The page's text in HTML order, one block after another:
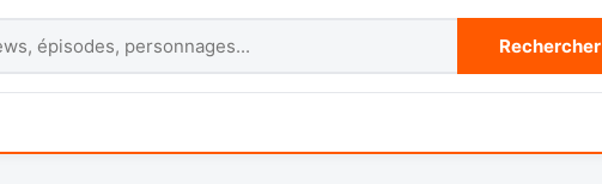
Rechercher